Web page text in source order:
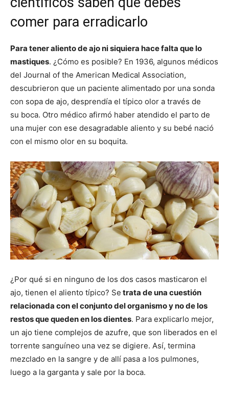
comer para erradicarlo
Para tener aliento de ajo ni siquiera hace falta que lo
mastiques. ¿Cómo es posible? En 1936, algunos médicos
del Journal of the American Medical Association,
descubrieron que un paciente alimentado por una sonda
con sopa de ajo, desprendía el típico olor a través de
su boca. Otro médico afirmó haber atendido el parto de
una mujer con ese desagradable aliento y su bebé nació
con el mismo olor en su boquita.
¿Por qué si en ninguno de los dos casos masticaron el
ajo, tienen el aliento típico? Se trata de una cuestión
relacionada con el conjunto del organismo y no de los
restos que queden en los dientes. Para explicarlo mejor,
un ajo tiene complejos de azufre, que son liberados en el
torrente sanguíneo una vez se digiere. Así, termina
mezclado en la sangre y de allí pasa a los pulmones,
luego a la garganta y sale por la boca.